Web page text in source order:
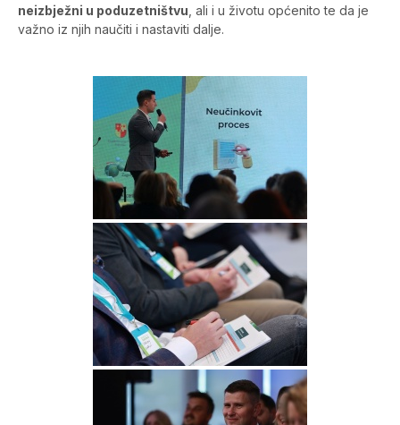
neizbježni u poduzetništvu , ali i u životu općenito te da je
važno iz njih naučiti i nastaviti dalje.